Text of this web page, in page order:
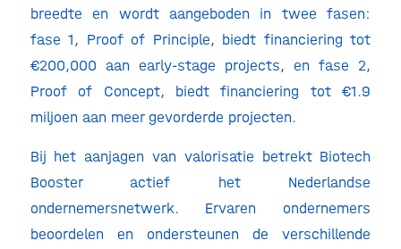
breedte en wordt aangeboden in twee fasen:
fase 1, Proof of Principle, biedt financiering tot
€200,000 aan early-stage projects, en fase 2,
Proof of Concept, biedt financiering tot €1.9
miljoen aan meer gevorderde projecten.
Bij het aanjagen van valorisatie betrekt Biotech
Booster actief het Nederlandse
ondernemersnetwerk. Ervaren ondernemers
beoordelen en ondersteunen de verschillende